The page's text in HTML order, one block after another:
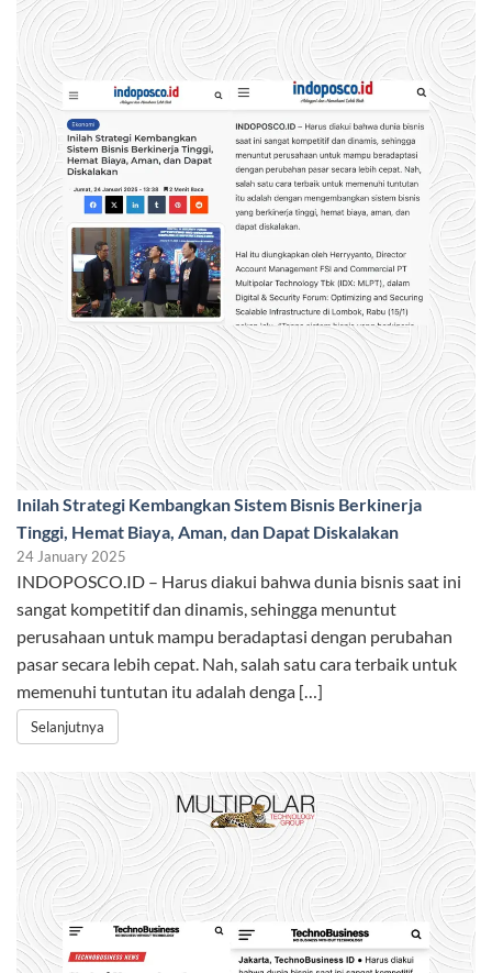
Inilah Strategi Kembangkan Sistem Bisnis Berkinerja
Tinggi, Hemat Biaya, Aman, dan Dapat Diskalakan
24 January 2025
INDOPOSCO.ID – Harus diakui bahwa dunia bisnis saat ini
sangat kompetitif dan dinamis, sehingga menuntut
perusahaan untuk mampu beradaptasi dengan perubahan
pasar secara lebih cepat. Nah, salah satu cara terbaik untuk
memenuhi tuntutan itu adalah denga […]
Selanjutnya